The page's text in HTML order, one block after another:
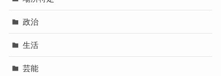
政治
生活
芸能